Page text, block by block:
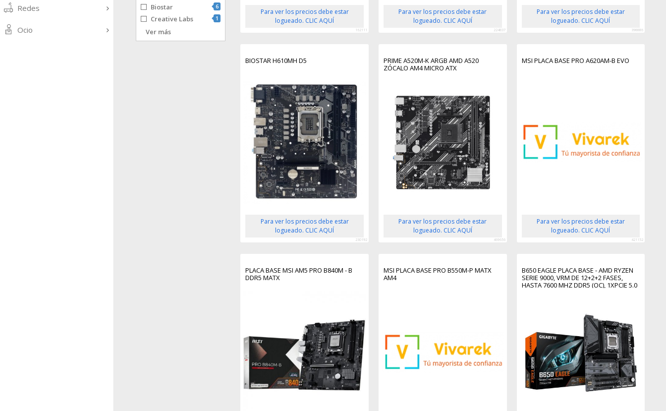
Redes
Ocio
Biostar 6
Creative Labs 1
Gigabyte
MSI 78
Ver más
Para ver los precios debe estar
logueado. CLIC AQUÍ
162111
Para ver los precios debe estar
logueado. CLIC AQUÍ
224837
Para ver los precios debe estar
logueado. CLIC AQUÍ
398886
BIOSTAR H610MH D5
Para ver los precios debe estar
logueado. CLIC AQUÍ
230192
PRIME A520M-K ARGB AMD A520
ZÓCALO AM4 MICRO ATX
Para ver los precios debe estar
logueado. CLIC AQUÍ
469656
MSI PLACA BASE PRO A620AM-B EVO
Para ver los precios debe estar
logueado. CLIC AQUÍ
421152
PLACA BASE MSI AM5 PRO B840M - B
DDR5 MATX
MSI PLACA BASE PRO B550M-P MATX
AM4
B650 EAGLE PLACA BASE - AMD RYZEN
SERIE 9000, VRM DE 12+2+2 FASES,
HASTA 7600 MHZ DDR5 (OC), 1XPCIE 5.0